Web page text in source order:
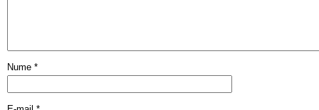
Nume *